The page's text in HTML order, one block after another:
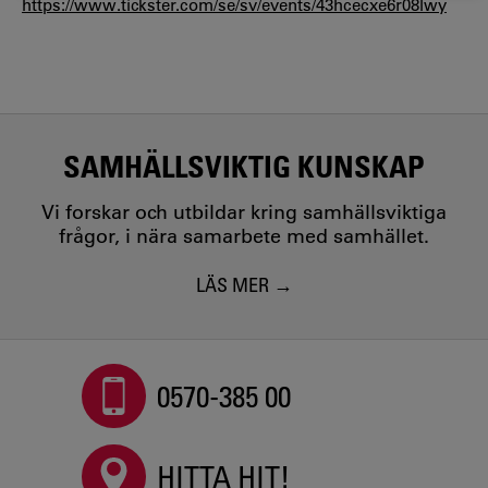
https://www.tickster.com/se/sv/events/43hcecxe6r08lwy
SAMHÄLLSVIKTIG KUNSKAP
Vi forskar och utbildar kring samhällsviktiga
frågor, i nära samarbete med samhället.
LÄS MER
0570-385 00
HITTA HIT!